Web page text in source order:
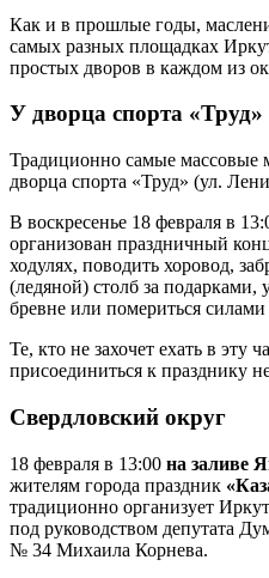
Как и в прошлые годы,
самых разных площадках
простых дворов в каждом из
У дворца спорта «Труд»
Традиционно самые массовые
дворца спорта «Труд» (ул.
В воскресенье 18 февраля в
организован праздничный
ходулях, поводить хоровод,
(ледяной) столб за
бревне или помериться
Те, кто не захочет ехать в эту
присоединиться к празднику
Свердловский округ
18 февраля в 13:00 на заливе
жителям города праздник
традиционно организует
под руководством депутата
№ 34 Михаила Корнева.